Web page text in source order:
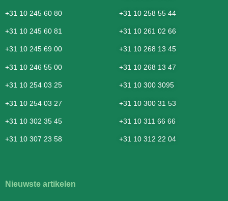
+31 10 245 60 80
+31 10 245 60 81
+31 10 245 69 00
+31 10 246 55 00
+31 10 254 03 25
+31 10 254 03 27
+31 10 302 35 45
+31 10 307 23 58
+31 10 258 55 44
+31 10 261 02 66
+31 10 268 13 45
+31 10 268 13 47
+31 10 300 3095
+31 10 300 31 53
+31 10 311 66 66
+31 10 312 22 04
Nieuwste artikelen